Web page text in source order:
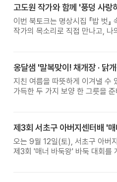
고도원 작가와 함께 '풍덩 사랑
이번 북토크는 명상시집 『밥 벗』
작가의 목소리로 직접 만나고, 나
옹달샘 '말복맞이! 채개장 · 닭
지친 여름을 따뜻하게 이겨낼 수
가득한 두 가지 보양 한 그릇을
오는 9월 12일(토), 서초구 아버
제3회 '매너 바둑왕' 바둑 대회를